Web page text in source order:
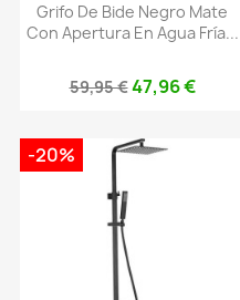
Grifo De Bide Negro Mate
Con Apertura En Agua Fría...
59,95 €47,96 €
-20%